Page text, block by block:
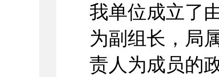
我单位成立了
为副组长，局
责人为成员的